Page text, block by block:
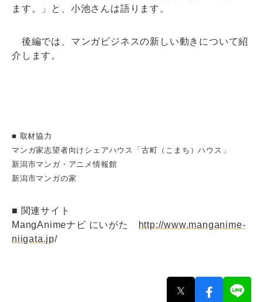
ます。」と、小池さんは語ります。
後編では、マンガビジネスの新しい動きについて紹
介します。
■ 取材協力
マンガ家志望者向けシェアハウス「古町（こまち）ハウス」
新潟市マンガ・アニメ情報館
新潟市マンガの家
■ 関連サイト
MangAnimeナビ にいがた
http://www.manganime-
niigata.jp/